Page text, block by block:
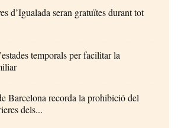
d’Igualada seran gratuïtes durant tot
temporals per facilitar la
Barcelona recorda la prohibició del
dels...